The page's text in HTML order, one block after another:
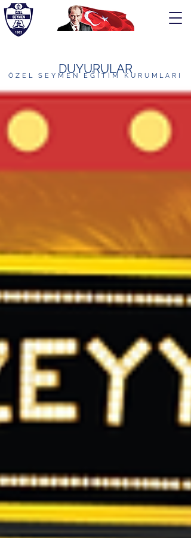
ÖZEL SEYMEN EĞİTİM KURUMLARI
DUYURULAR